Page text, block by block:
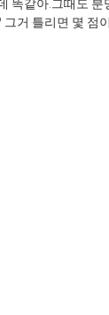
똑같아.그때도 분
그거 틀리면 몇 점